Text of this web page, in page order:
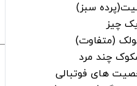
چیز
(متفاوت)
چند مرد
های فوتبالی